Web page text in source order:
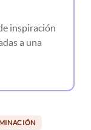
inspiración
a una